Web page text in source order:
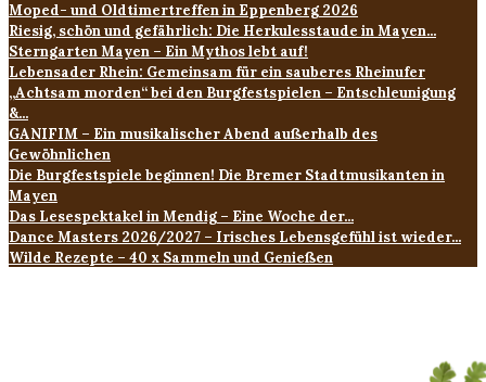
Moped- und Oldtimertreffen in Eppenberg 2026
Riesig, schön und gefährlich: Die Herkulesstaude in Mayen...
Sterngarten Mayen – Ein Mythos lebt auf!
Lebensader Rhein: Gemeinsam für ein sauberes Rheinufer
„Achtsam morden“ bei den Burgfestspielen – Entschleunigung
&...
GANIFIM – Ein musikalischer Abend außerhalb des
Gewöhnlichen
Die Burgfestspiele beginnen! Die Bremer Stadtmusikanten in
Mayen
Das Lesespektakel in Mendig – Eine Woche der...
Dance Masters 2026/2027 – Irisches Lebensgefühl ist wieder...
Wilde Rezepte – 40 x Sammeln und Genießen